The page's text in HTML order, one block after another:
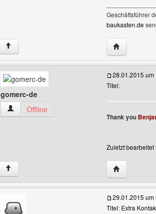
Geschäftsführer
baukasten.de
↑ Website
gomerc-de
gomerc-de Benutzer-Profile anzeigen
Offline
28.01.2015 um
Titel:
Thank you
Zuletzt
↑ Website
29.01.2015 um
Titel: Extra